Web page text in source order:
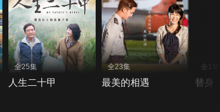
全25集
人生二十甲
全23集
最美的相遇
全1集
替身